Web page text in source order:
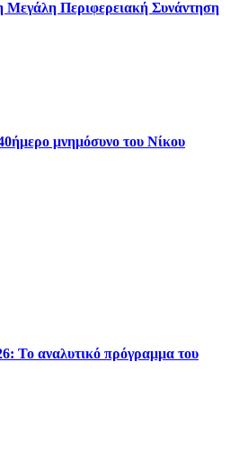
Μεγάλη Περιφερειακή Συνάντηση
μνημόσυνο του Νίκου
Το αναλυτικό πρόγραμμα του